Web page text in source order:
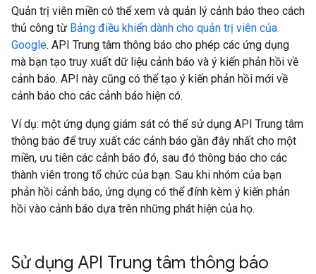
Quản trị viên miền có thể xem và quản lý cảnh báo theo cách
thủ công từ Bảng điều khiển dành cho quản trị viên của
Google. API Trung tâm thông báo cho phép các ứng dụng
mà bạn tạo truy xuất dữ liệu cảnh báo và ý kiến phản hồi về
cảnh báo. API này cũng có thể tạo ý kiến phản hồi mới về
cảnh báo cho các cảnh báo hiện có.
Ví dụ: một ứng dụng giám sát có thể sử dụng API Trung tâm
thông báo để truy xuất các cảnh báo gần đây nhất cho một
miền, ưu tiên các cảnh báo đó, sau đó thông báo cho các
thành viên trong tổ chức của bạn. Sau khi nhóm của bạn
phản hồi cảnh báo, ứng dụng có thể đính kèm ý kiến phản
hồi vào cảnh báo dựa trên những phát hiện của họ.
Sử dụng API Trung tâm thông báo